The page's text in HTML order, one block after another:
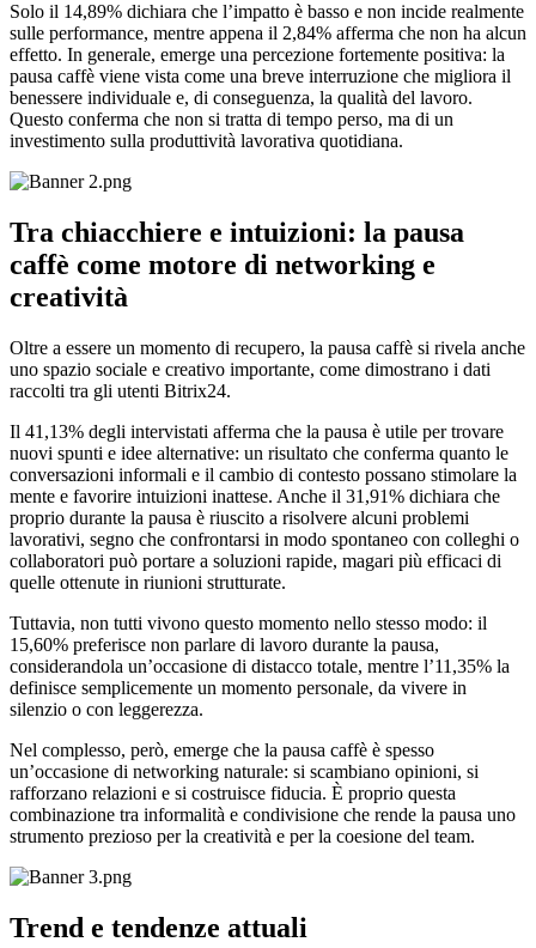
Solo il 14,89% dichiara che l’impatto è basso e non incide realmente
sulle performance, mentre appena il 2,84% afferma che non ha alcun
effetto. In generale, emerge una percezione fortemente positiva: la
pausa caffè viene vista come una breve interruzione che migliora il
benessere individuale e, di conseguenza, la qualità del lavoro.
Questo conferma che non si tratta di tempo perso, ma di un
investimento sulla produttività lavorativa quotidiana.
Tra chiacchiere e intuizioni: la pausa
caffè come motore di networking e
creatività
Oltre a essere un momento di recupero, la pausa caffè si rivela anche
uno spazio sociale e creativo importante, come dimostrano i dati
raccolti tra gli utenti Bitrix24.
Il 41,13% degli intervistati afferma che la pausa è utile per trovare
nuovi spunti e idee alternative: un risultato che conferma quanto le
conversazioni informali e il cambio di contesto possano stimolare la
mente e favorire intuizioni inattese. Anche il 31,91% dichiara che
proprio durante la pausa è riuscito a risolvere alcuni problemi
lavorativi, segno che confrontarsi in modo spontaneo con colleghi o
collaboratori può portare a soluzioni rapide, magari più efficaci di
quelle ottenute in riunioni strutturate.
Tuttavia, non tutti vivono questo momento nello stesso modo: il
15,60% preferisce non parlare di lavoro durante la pausa,
considerandola un’occasione di distacco totale, mentre l’11,35% la
definisce semplicemente un momento personale, da vivere in
silenzio o con leggerezza.
Nel complesso, però, emerge che la pausa caffè è spesso
un’occasione di networking naturale: si scambiano opinioni, si
rafforzano relazioni e si costruisce fiducia. È proprio questa
combinazione tra informalità e condivisione che rende la pausa uno
strumento prezioso per la creatività e per la coesione del team.
Trend e tendenze attuali